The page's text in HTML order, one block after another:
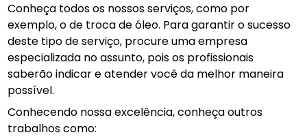
Conheça todos os nossos serviços, como por
exemplo, o de troca de óleo. Para garantir o sucesso
deste tipo de serviço, procure uma empresa
especializada no assunto, pois os profissionais
saberão indicar e atender você da melhor maneira
possível.
Conhecendo nossa excelência, conheça outros
trabalhos como: